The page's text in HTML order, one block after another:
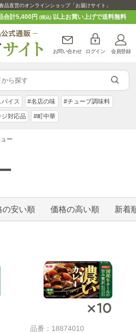
品直営のオンラインショップ「お届けサイト」
合計5,400円 (税込)以上お買い上げで送料無料
お問い合わせ ログイン 会員登録
イス #名店の味 #チューブ調味料
対応品 #町中華
ー
の安い順 価格の高い順 新着
品番：18874010